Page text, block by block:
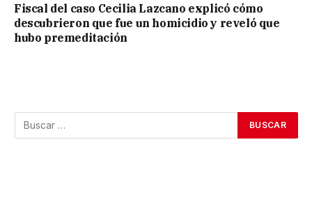
Fiscal del caso Cecilia Lazcano explicó cómo
descubrieron que fue un homicidio y reveló que
hubo premeditación